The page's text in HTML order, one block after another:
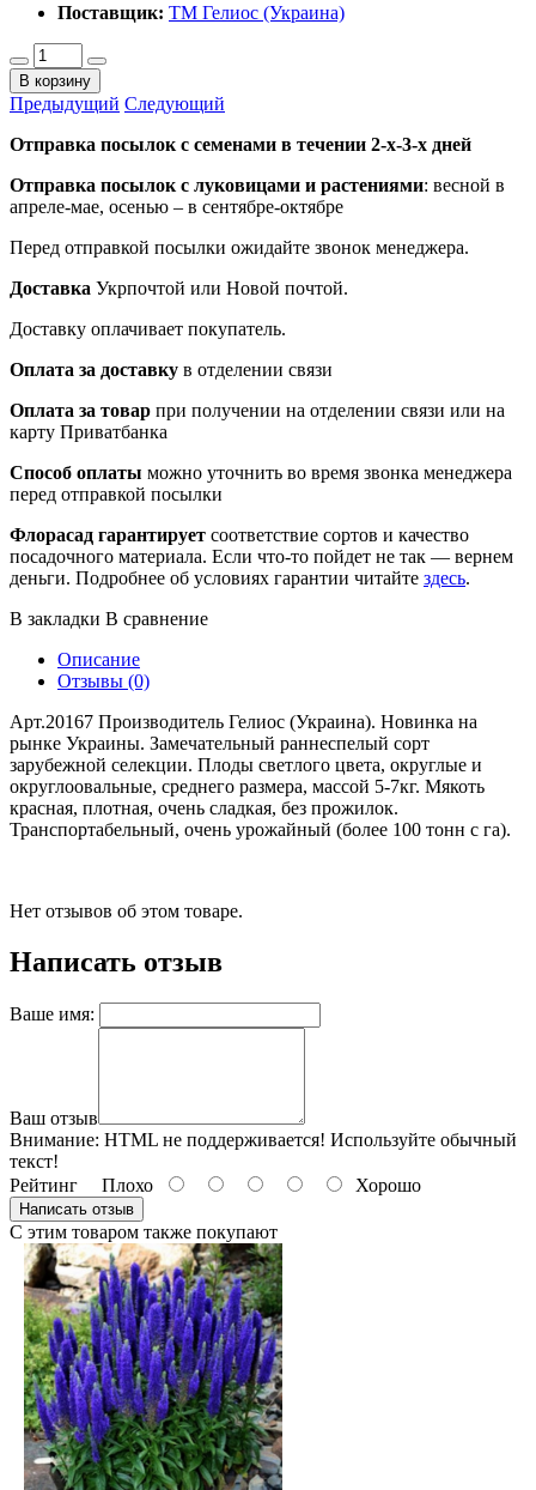
Поставщик: ТМ Гелиос (Украина)
В корзину
Предыдущий Следующий
Отправка посылок с семенами в течении 2-х-3-х дней
Отправка посылок с луковицами и растениями: весной в
апреле-мае, осенью – в сентябре-октябре
Перед отправкой посылки ожидайте звонок менеджера.
Доставка Укрпочтой или Новой почтой.
Доставку оплачивает покупатель.
Оплата за доставку в отделении связи
Оплата за товар при получении на отделении связи или на
карту Приватбанка
Способ оплаты можно уточнить во время звонка менеджера
перед отправкой посылки
Флорасад гарантирует соответствие сортов и качество
посадочного материала. Если что-то пойдет не так — вернем
деньги. Подробнее об условиях гарантии читайте здесь.
В закладки В сравнение
Описание
Отзывы (0)
Арт.20167 Производитель Гелиос (Украина). Новинка на
рынке Украины. Замечательный раннеспелый сорт
зарубежной селекции. Плоды светлого цвета, округлые и
округлоовальные, среднего размера, массой 5-7кг. Мякоть
красная, плотная, очень сладкая, без прожилок.
Транспортабельный, очень урожайный (более 100 тонн с га).
Нет отзывов об этом товаре.
Написать отзыв
Ваше имя:
Ваш отзыв
Внимание: HTML не поддерживается! Используйте обычный
текст!
Рейтинг Плохо Хорошо
Написать отзыв
С этим товаром также покупают